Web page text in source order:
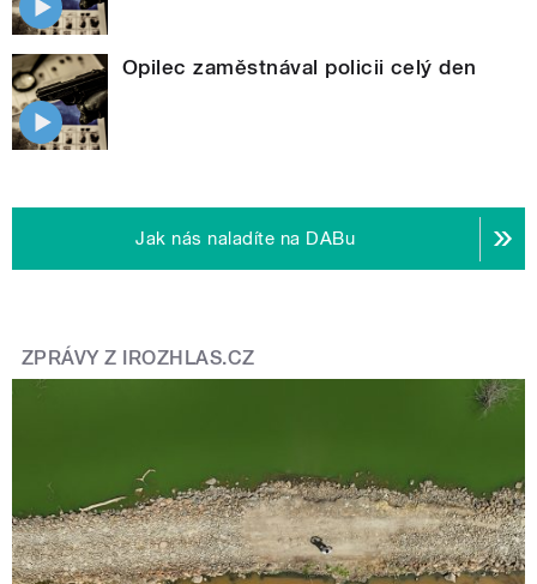
Opilec zaměstnával policii celý den
Jak nás naladíte na DABu
ZPRÁVY Z IROZHLAS.CZ